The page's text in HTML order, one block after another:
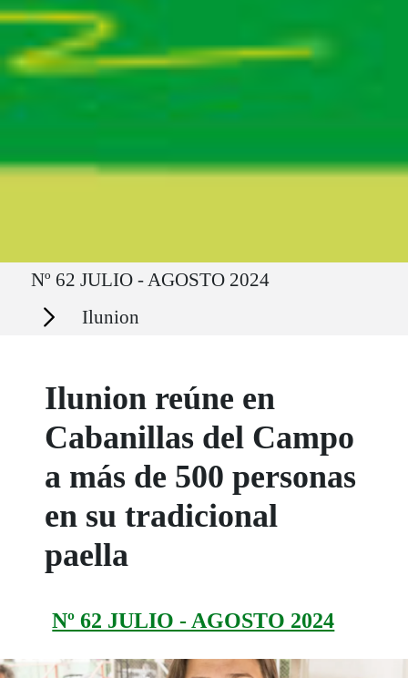
Ruta del sitio
Nº 62 JULIO - AGOSTO 2024
Secciones Ilunion
Ilunion reúne en
Cabanillas del Campo
a más de 500 personas
en su tradicional
paella
Nº 62 JULIO - AGOSTO 2024